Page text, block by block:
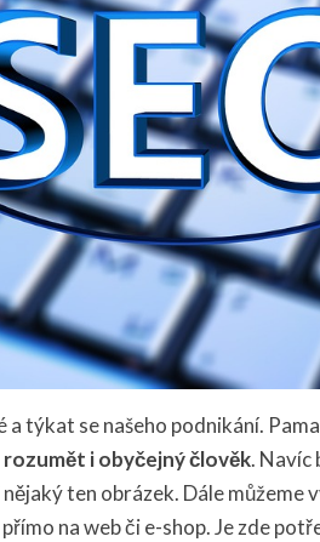
a týkat se našeho podnikání.
rozumět i obyčejný člověk. Navíc
ten obrázek. Dále můžeme
na web či e-shop. Je zde